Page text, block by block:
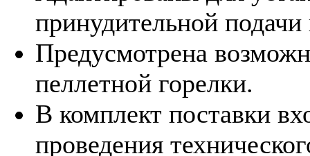
принудительной подачи
Предусмотрена
пеллетной горелки.
В комплект поставки
проведения